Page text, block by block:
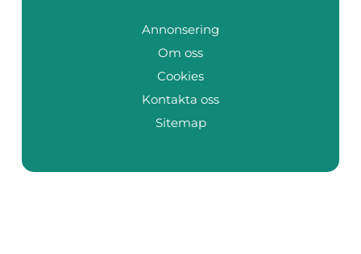
Annonsering
Om oss
Cookies
Kontakta oss
Sitemap